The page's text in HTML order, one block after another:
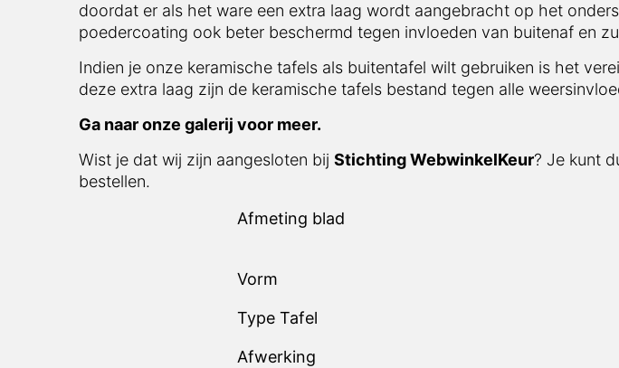
doordat er als het ware een extra laag wordt aangebracht op het
poedercoating ook beter beschermd tegen invloeden van buitenaf en
Indien je onze keramische tafels als buitentafel wilt gebruiken is het
deze extra laag zijn de keramische tafels bestand tegen alle
Ga naar onze galerij voor meer.
Wist je dat wij zijn aangesloten bij Stichting WebwinkelKeur? Je kunt
bestellen.
Afmeting blad
Vorm
Type Tafel
Afwerking